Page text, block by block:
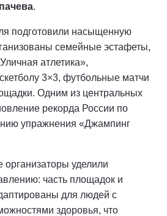
.
подготовили насыщенную
семейные эстафеты,
атлетика»,
3×3, футбольные матчи
Одним из центральных
рекорда России по
упражнения «Джампинг
уделили
часть площадок и
для людей с
здоровья, что